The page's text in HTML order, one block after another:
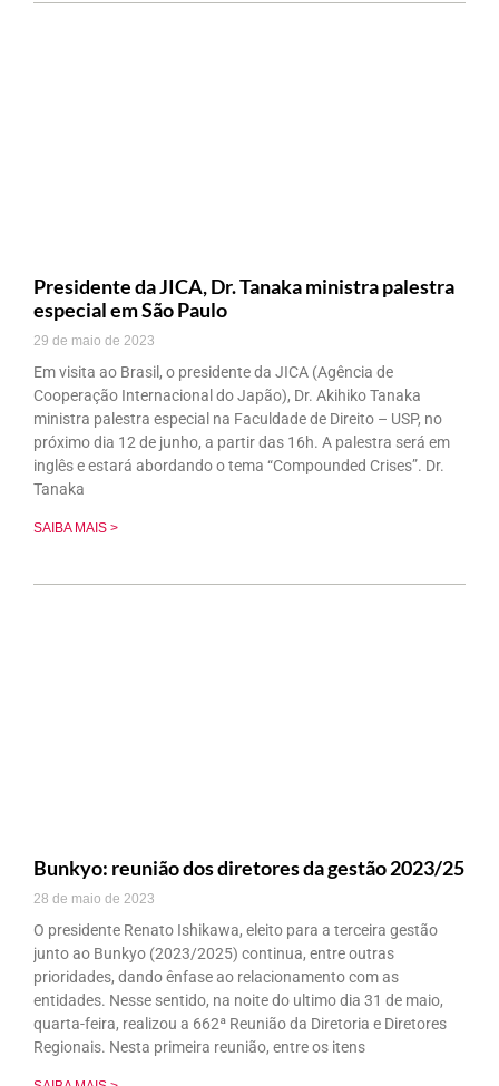
Presidente da JICA, Dr. Tanaka ministra palestra
especial em São Paulo
29 de maio de 2023
Em visita ao Brasil, o presidente da JICA (Agência de
Cooperação Internacional do Japão), Dr. Akihiko Tanaka
ministra palestra especial na Faculdade de Direito – USP, no
próximo dia 12 de junho, a partir das 16h. A palestra será em
inglês e estará abordando o tema “Compounded Crises”. Dr.
Tanaka
SAIBA MAIS >
Bunkyo: reunião dos diretores da gestão 2023/25
28 de maio de 2023
O presidente Renato Ishikawa, eleito para a terceira gestão
junto ao Bunkyo (2023/2025) continua, entre outras
prioridades, dando ênfase ao relacionamento com as
entidades. Nesse sentido, na noite do ultimo dia 31 de maio,
quarta-feira, realizou a 662ª Reunião da Diretoria e Diretores
Regionais. Nesta primeira reunião, entre os itens